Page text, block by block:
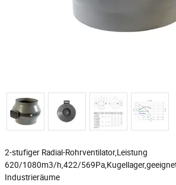
2-stufiger Radial-Rohrventilator,Leistung
620/1080m3/h,422/
Industrieräume